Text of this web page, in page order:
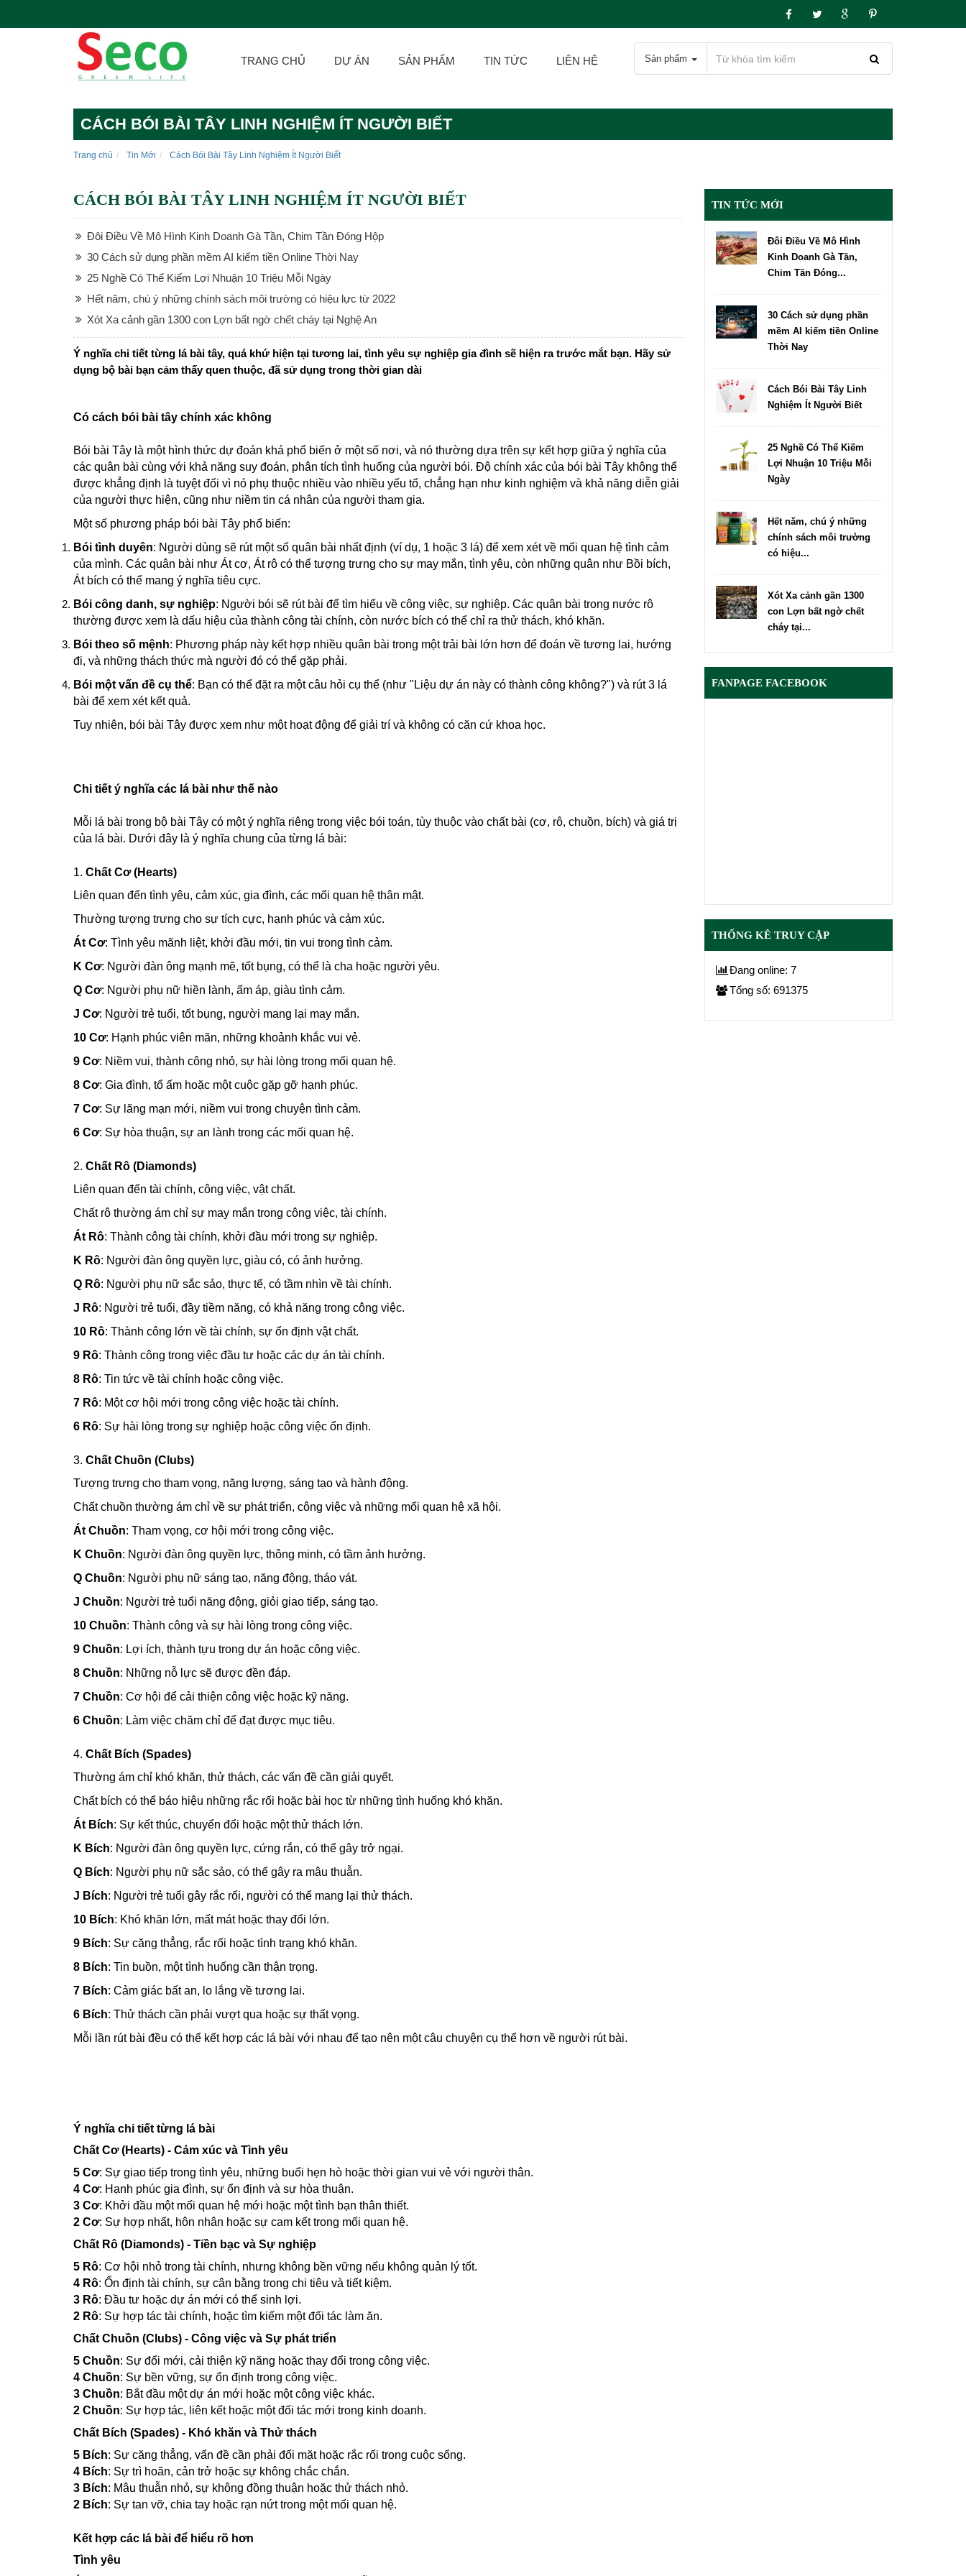
TRANG CHỦ DỰ ÁN SẢN PHẨM TIN TỨC LIÊN HỆ Sản phẩm
CÁCH BÓI BÀI TÂY LINH NGHIỆM ÍT NGƯỜI BIẾT
Trang chủ Tin Mới Cách Bói Bài Tây Linh Nghiệm Ít Người Biết
CÁCH BÓI BÀI TÂY LINH NGHIỆM ÍT NGƯỜI BIẾT
Đôi Điều Về Mô Hình Kinh Doanh Gà Tần, Chim Tần Đóng Hộp
30 Cách sử dụng phần mềm AI kiếm tiền Online Thời Nay
25 Nghề Có Thể Kiếm Lợi Nhuận 10 Triệu Mỗi Ngày
Hết năm, chú ý những chính sách môi trường có hiệu lực từ 2022
Xót Xa cảnh gần 1300 con Lợn bất ngờ chết cháy tại Nghệ An
Ý nghĩa chi tiết từng lá bài tây, quá khứ hiện tại tương lai, tình yêu sự nghiệp gia đình sẽ hiện ra trước mắt bạn. Hãy sử
dụng bộ bài bạn cảm thấy quen thuộc, đã sử dụng trong thời gian dài
Có cách bói bài tây chính xác không
Bói bài Tây là một hình thức dự đoán khá phổ biến ở một số nơi, và nó thường dựa trên sự kết hợp giữa ý nghĩa của
các quân bài cùng với khả năng suy đoán, phân tích tình huống của người bói. Độ chính xác của bói bài Tây không thể
được khẳng định là tuyệt đối vì nó phụ thuộc nhiều vào nhiều yếu tố, chẳng hạn như kinh nghiệm và khả năng diễn giải
của người thực hiện, cũng như niềm tin cá nhân của người tham gia.
Một số phương pháp bói bài Tây phổ biến:
Bói tình duyên: Người dùng sẽ rút một số quân bài nhất định (ví dụ, 1 hoặc 3 lá) để xem xét về mối quan hệ tình cảm
của mình. Các quân bài như Át cơ, Át rô có thể tượng trưng cho sự may mắn, tình yêu, còn những quân như Bồi bích,
Át bích có thể mang ý nghĩa tiêu cực.
Bói công danh, sự nghiệp: Người bói sẽ rút bài để tìm hiểu về công việc, sự nghiệp. Các quân bài trong nước rô
thường được xem là dấu hiệu của thành công tài chính, còn nước bích có thể chỉ ra thử thách, khó khăn.
Bói theo số mệnh: Phương pháp này kết hợp nhiều quân bài trong một trải bài lớn hơn để đoán về tương lai, hướng
đi, và những thách thức mà người đó có thể gặp phải.
Bói một vấn đề cụ thể: Bạn có thể đặt ra một câu hỏi cụ thể (như "Liệu dự án này có thành công không?") và rút 3 lá
bài để xem xét kết quả.
Tuy nhiên, bói bài Tây được xem như một hoạt động để giải trí và không có căn cứ khoa học.
Chi tiết ý nghĩa các lá bài như thế nào
Mỗi lá bài trong bộ bài Tây có một ý nghĩa riêng trong việc bói toán, tùy thuộc vào chất bài (cơ, rô, chuồn, bích) và giá trị
của lá bài. Dưới đây là ý nghĩa chung của từng lá bài:
1. Chất Cơ (Hearts)
Liên quan đến tình yêu, cảm xúc, gia đình, các mối quan hệ thân mật.
Thường tượng trưng cho sự tích cực, hạnh phúc và cảm xúc.
Át Cơ: Tình yêu mãnh liệt, khởi đầu mới, tin vui trong tình cảm.
K Cơ: Người đàn ông mạnh mẽ, tốt bụng, có thể là cha hoặc người yêu.
Q Cơ: Người phụ nữ hiền lành, ấm áp, giàu tình cảm.
J Cơ: Người trẻ tuổi, tốt bụng, người mang lại may mắn.
10 Cơ: Hạnh phúc viên mãn, những khoảnh khắc vui vẻ.
9 Cơ: Niềm vui, thành công nhỏ, sự hài lòng trong mối quan hệ.
8 Cơ: Gia đình, tổ ấm hoặc một cuộc gặp gỡ hạnh phúc.
7 Cơ: Sự lãng mạn mới, niềm vui trong chuyện tình cảm.
6 Cơ: Sự hòa thuận, sự an lành trong các mối quan hệ.
2. Chất Rô (Diamonds)
Liên quan đến tài chính, công việc, vật chất.
Chất rô thường ám chỉ sự may mắn trong công việc, tài chính.
Át Rô: Thành công tài chính, khởi đầu mới trong sự nghiệp.
K Rô: Người đàn ông quyền lực, giàu có, có ảnh hưởng.
Q Rô: Người phụ nữ sắc sảo, thực tế, có tầm nhìn về tài chính.
J Rô: Người trẻ tuổi, đầy tiềm năng, có khả năng trong công việc.
10 Rô: Thành công lớn về tài chính, sự ổn định vật chất.
9 Rô: Thành công trong việc đầu tư hoặc các dự án tài chính.
8 Rô: Tin tức về tài chính hoặc công việc.
7 Rô: Một cơ hội mới trong công việc hoặc tài chính.
6 Rô: Sự hài lòng trong sự nghiệp hoặc công việc ổn định.
3. Chất Chuồn (Clubs)
Tượng trưng cho tham vọng, năng lượng, sáng tạo và hành động.
Chất chuồn thường ám chỉ về sự phát triển, công việc và những mối quan hệ xã hội.
Át Chuồn: Tham vọng, cơ hội mới trong công việc.
K Chuồn: Người đàn ông quyền lực, thông minh, có tầm ảnh hưởng.
Q Chuồn: Người phụ nữ sáng tạo, năng động, tháo vát.
J Chuồn: Người trẻ tuổi năng động, giỏi giao tiếp, sáng tạo.
10 Chuồn: Thành công và sự hài lòng trong công việc.
9 Chuồn: Lợi ích, thành tựu trong dự án hoặc công việc.
8 Chuồn: Những nỗ lực sẽ được đền đáp.
7 Chuồn: Cơ hội để cải thiện công việc hoặc kỹ năng.
6 Chuồn: Làm việc chăm chỉ để đạt được mục tiêu.
4. Chất Bích (Spades)
Thường ám chỉ khó khăn, thử thách, các vấn đề cần giải quyết.
Chất bích có thể báo hiệu những rắc rối hoặc bài học từ những tình huống khó khăn.
Át Bích: Sự kết thúc, chuyển đổi hoặc một thử thách lớn.
K Bích: Người đàn ông quyền lực, cứng rắn, có thể gây trở ngại.
Q Bích: Người phụ nữ sắc sảo, có thể gây ra mâu thuẫn.
J Bích: Người trẻ tuổi gây rắc rối, người có thể mang lại thử thách.
10 Bích: Khó khăn lớn, mất mát hoặc thay đổi lớn.
9 Bích: Sự căng thẳng, rắc rối hoặc tình trạng khó khăn.
8 Bích: Tin buồn, một tình huống cần thận trọng.
7 Bích: Cảm giác bất an, lo lắng về tương lai.
6 Bích: Thử thách cần phải vượt qua hoặc sự thất vọng.
Mỗi lần rút bài đều có thể kết hợp các lá bài với nhau để tạo nên một câu chuyện cụ thể hơn về người rút bài.
Ý nghĩa chi tiết từng lá bài
Chất Cơ (Hearts) - Cảm xúc và Tình yêu
5 Cơ: Sự giao tiếp trong tình yêu, những buổi hẹn hò hoặc thời gian vui vẻ với người thân.
4 Cơ: Hạnh phúc gia đình, sự ổn định và sự hòa thuận.
3 Cơ: Khởi đầu một mối quan hệ mới hoặc một tình bạn thân thiết.
2 Cơ: Sự hợp nhất, hôn nhân hoặc sự cam kết trong mối quan hệ.
Chất Rô (Diamonds) - Tiền bạc và Sự nghiệp
5 Rô: Cơ hội nhỏ trong tài chính, nhưng không bền vững nếu không quản lý tốt.
4 Rô: Ổn định tài chính, sự cân bằng trong chi tiêu và tiết kiệm.
3 Rô: Đầu tư hoặc dự án mới có thể sinh lợi.
2 Rô: Sự hợp tác tài chính, hoặc tìm kiếm một đối tác làm ăn.
Chất Chuồn (Clubs) - Công việc và Sự phát triển
5 Chuồn: Sự đổi mới, cải thiện kỹ năng hoặc thay đổi trong công việc.
4 Chuồn: Sự bền vững, sự ổn định trong công việc.
3 Chuồn: Bắt đầu một dự án mới hoặc một công việc khác.
2 Chuồn: Sự hợp tác, liên kết hoặc một đối tác mới trong kinh doanh.
Chất Bích (Spades) - Khó khăn và Thử thách
5 Bích: Sự căng thẳng, vấn đề cần phải đối mặt hoặc rắc rối trong cuộc sống.
4 Bích: Sự trì hoãn, cản trở hoặc sự không chắc chắn.
3 Bích: Mâu thuẫn nhỏ, sự không đồng thuận hoặc thử thách nhỏ.
2 Bích: Sự tan vỡ, chia tay hoặc rạn nứt trong một mối quan hệ.
Kết hợp các lá bài để hiểu rõ hơn
Tình yêu
TIN TỨC MỚI
Đôi Điều Về Mô Hình
Kinh Doanh Gà Tần,
Chim Tần Đóng...
30 Cách sử dụng phần
mềm AI kiếm tiền Online
Thời Nay
Cách Bói Bài Tây Linh
Nghiệm Ít Người Biết
25 Nghề Có Thể Kiếm
Lợi Nhuận 10 Triệu Mỗi
Ngày
Hết năm, chú ý những
chính sách môi trường
có hiệu...
Xót Xa cảnh gần 1300
con Lợn bất ngờ chết
cháy tại...
FANPAGE FACEBOOK
THỐNG KÊ TRUY CẬP
Đang online: 7
Tổng số: 691375